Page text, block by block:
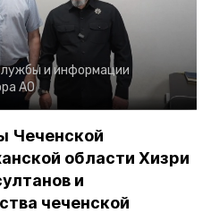
и информации
АО
Чеченской
области Хизри
и
чеченской